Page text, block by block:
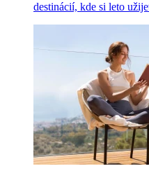
destinácií, kde si leto